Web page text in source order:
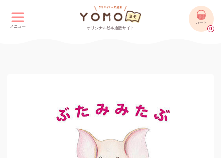
メニュー オリジナル絵本通販サイト
カート
0